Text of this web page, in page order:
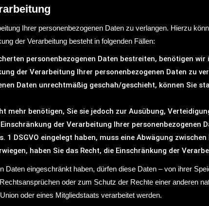
Ihrer personenbezogenen Daten zu verlangen. Hierzu
der Verarbeitung besteht in folgenden Fällen:
personenbezogenen Daten bestreiten, benötigen
der Verarbeitung Ihrer personenbezogenen Daten zu
Daten unrechtmäßig geschah/geschieht, können Sie
mehr benötigen, Sie sie jedoch zur Ausübung,
der Verarbeitung Ihrer personenbezogenen
1 DSGVO eingelegt haben, muss eine Abwägung
haben Sie das Recht, die Einschränkung der
Daten eingeschränkt haben, dürfen diese Daten – von ihrer
oder zum Schutz der Rechte einer anderen
oder eines Mitgliedstaats verarbeitet werden.